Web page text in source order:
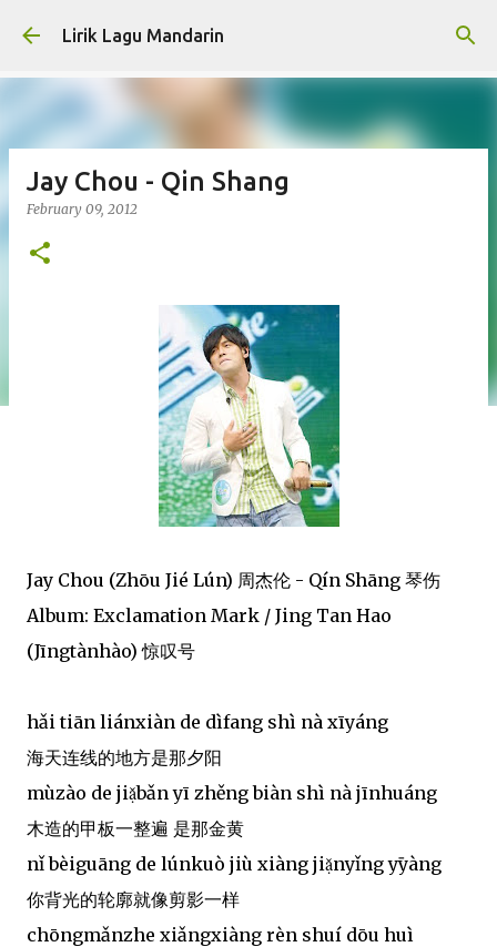
Skip to main content
Lirik Lagu Mandarin
Jay Chou - Qin Shang
February 09, 2012
Jay Chou (Zhōu Jié Lún) 周杰伦 - Qín Shāng 琴伤
Album: Exclamation Mark / Jing Tan Hao
(Jīngtànhào) 惊叹号
hǎi tiān liánxiàn de dìfang shì nà xīyáng
海天连线的地方是那夕阳
mùzào de jiạ̌bǎn yī zhěng biàn shì nà jīnhuáng
木造的甲板一整遍 是那金黄
nǐ bèiguāng de lúnkuò jiù xiàng jiạ̌nyǐng yị̄yàng
你背光的轮廓就像剪影一样
chōngmǎnzhe xiǎngxiàng rèn shuí dōu huì